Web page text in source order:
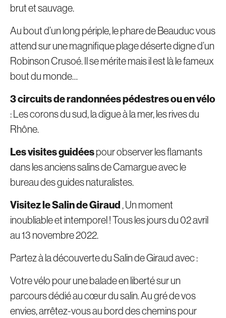
brut et sauvage.
Au bout d’un long périple, le phare de Beauduc vous
attend sur une magnifique plage déserte digne d’un
Robinson Crusoé. Il se mérite mais il est là le fameux
bout du monde…
3 circuits de randonnées pédestres ou en vélo
: Les corons du sud, la digue à la mer, les rives du
Rhône.
Les visites guidéespour observer les flamants
dans les anciens salins de Camargue avec le
bureau des guides naturalistes.
Visitez le Salin de Giraud, Un moment
inoubliable et intemporel ! Tous les jours du 02 avril
au 13 novembre 2022.
Partez à la découverte du Salin de Giraud avec :
Votre vélo pour une balade en liberté sur un
parcours dédié au cœur du salin. Au gré de vos
envies, arrêtez-vous au bord des chemins pour